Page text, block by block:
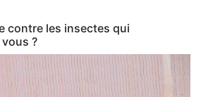
contre les insectes qui
?